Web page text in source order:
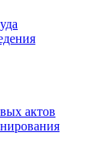
актов